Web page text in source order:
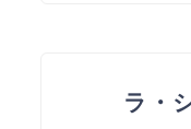
ラ・